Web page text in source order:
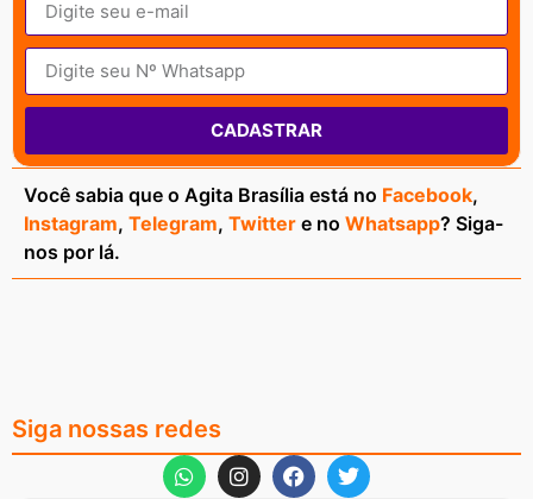
CADASTRAR
Você sabia que o Agita Brasília está no Facebook,
Instagram, Telegram, Twitter e no Whatsapp? Siga-
nos por lá.
Siga nossas redes